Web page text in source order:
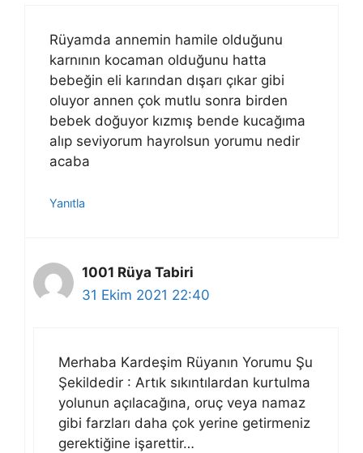
Rüyamda annemin hamile olduğunu
karnının kocaman olduğunu hatta
bebeğin eli karından dışarı çıkar gibi
oluyor annen çok mutlu sonra birden
bebek doğuyor kızmış bende kucağıma
alıp seviyorum hayrolsun yorumu nedir
acaba
Yanıtla
1001 Rüya Tabiri
31 Ekim 2021 22:40
Merhaba Kardeşim Rüyanın Yorumu Şu
Şekildedir : Artık sıkıntılardan kurtulma
yolunun açılacağına, oruç veya namaz
gibi farzları daha çok yerine getirmeniz
gerektiğine işarettir…